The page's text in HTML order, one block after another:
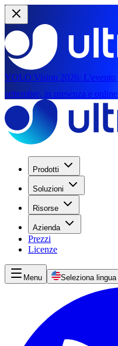
YOLO Vision 2026:
settembre, in presenza e
Prodotti
Soluzioni
Risorse
Azienda
Prezzi
Licenze
Menu Seleziona lingua